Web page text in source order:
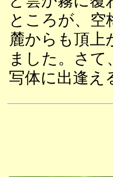
ところが、空
麓からも頂上
ました。さて
写体に出逢え